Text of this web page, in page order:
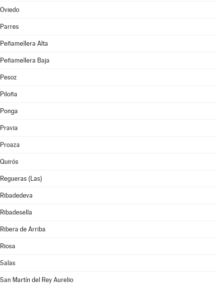
Oviedo
Parres
Peñamellera Alta
Peñamellera Baja
Pesoz
Piloña
Ponga
Pravia
Proaza
Quirós
Regueras (Las)
Ribadedeva
Ribadesella
Ribera de Arriba
Riosa
Salas
San Martín del Rey Aurelio